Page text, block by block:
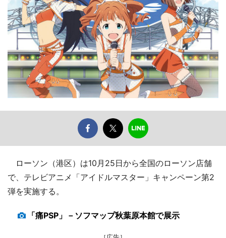
ローソン（港区）は10月25日から全国のローソン店舗
で、テレビアニメ「アイドルマスター」キャンペーン第2
弾を実施する。
「痛PSP」－ソフマップ秋葉原本館で展示